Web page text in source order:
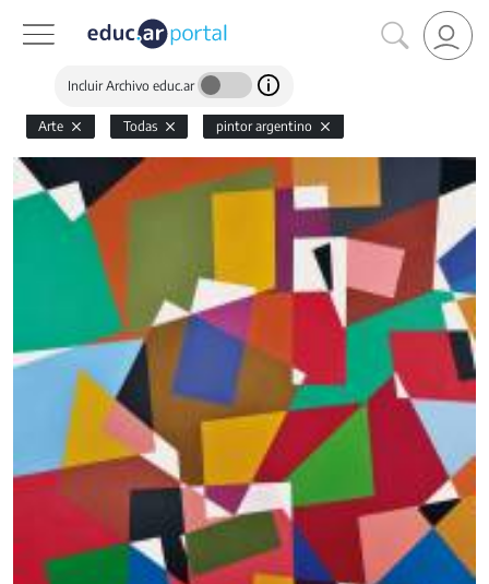
Incluir Archivo educ.ar
Arte Todas pintor argentino